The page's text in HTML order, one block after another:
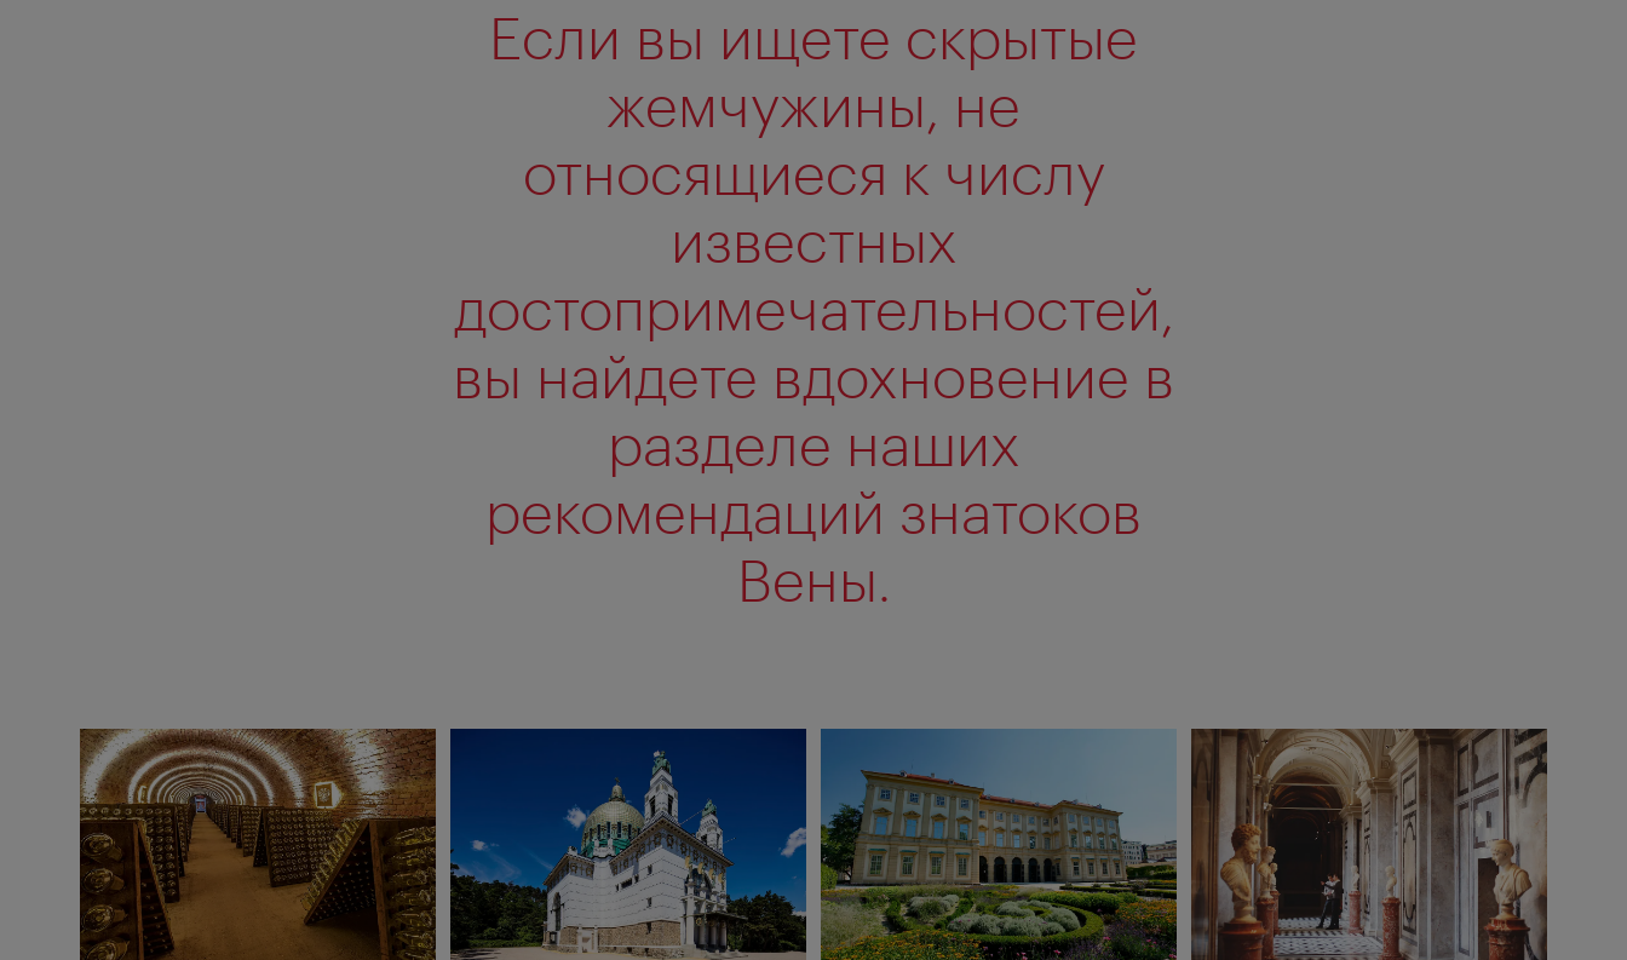
Если вы ищете скрытые
жемчужины, не
относящиеся к числу
известных
достопримечательностей,
вы найдете вдохновение в
разделе наших
рекомендаций знатоков
Вены.